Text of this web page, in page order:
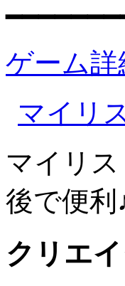
ゲーム詳
マイリ
マイリ
後で便利
クリエ